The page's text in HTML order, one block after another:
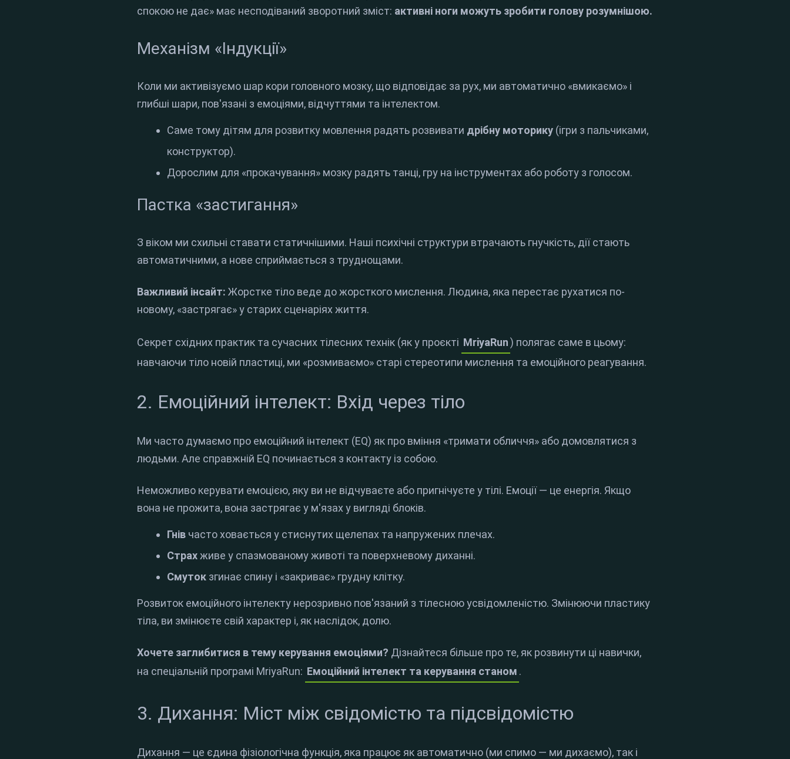
спокою не дає» має несподіваний зворотний зміст: активні ноги можуть зробити голову розумнішою.
Механізм «Індукції»
Коли ми активізуємо шар кори головного мозку, що відповідає за рух, ми автоматично «вмикаємо» і
глибші шари, пов'язані з емоціями, відчуттями та інтелектом.
Саме тому дітям для розвитку мовлення радять розвивати дрібну моторику (ігри з пальчиками,
конструктор).
Дорослим для «прокачування» мозку радять танці, гру на інструментах або роботу з голосом.
Пастка «застигання»
З віком ми схильні ставати статичнішими. Наші психічні структури втрачають гнучкість, дії стають
автоматичними, а нове сприймається з труднощами.
Важливий інсайт: Жорстке тіло веде до жорсткого мислення. Людина, яка перестає рухатися по-
новому, «застрягає» у старих сценаріях життя.
Секрет східних практик та сучасних тілесних технік (як у проєкті MriyaRun ) полягає саме в цьому:
навчаючи тіло новій пластиці, ми «розмиваємо» старі стереотипи мислення та емоційного реагування.
2. Емоційний інтелект: Вхід через тіло
Ми часто думаємо про емоційний інтелект (EQ) як про вміння «тримати обличчя» або домовлятися з
людьми. Але справжній EQ починається з контакту із собою.
Неможливо керувати емоцією, яку ви не відчуваєте або пригнічуєте у тілі. Емоції — це енергія. Якщо
вона не прожита, вона застрягає у м'язах у вигляді блоків.
Гнів часто ховається у стиснутих щелепах та напружених плечах.
Страх живе у спазмованому животі та поверхневому диханні.
Смуток згинає спину і «закриває» грудну клітку.
Розвиток емоційного інтелекту нерозривно пов'язаний з тілесною усвідомленістю. Змінюючи пластику
тіла, ви змінюєте свій характер і, як наслідок, долю.
Хочете заглибитися в тему керування емоціями? Дізнайтеся більше про те, як розвинути ці навички,
на спеціальній програмі MriyaRun: Емоційний інтелект та керування станом .
3. Дихання: Міст між свідомістю та підсвідомістю
Дихання — це єдина фізіологічна функція, яка працює як автоматично (ми спимо — ми дихаємо), так і